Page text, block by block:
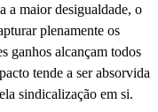
a maior desigualdade, o
plenamente os
ganhos alcançam todos
tende a ser absorvida
sindicalização em si.